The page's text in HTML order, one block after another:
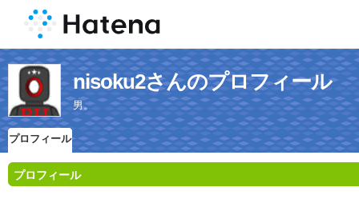
nisoku2さんのプロフィール
男。
プロフィール
プロフィール